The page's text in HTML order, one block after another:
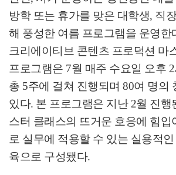
방학 또는 휴가를 맞은 대학생, 직
해 풍성한 여름 프로그램을 운영한
크리에이티브 콘텐츠 프로덕션 마
프로그램은 7월 매주 수요일 오후 2
총 5주에 걸쳐 진행되며 80여 명의
있다. 본 프로그램은 지난 2월 진행
스터 클래스의 뜨거운 호응에 힘입
로 실무에 적용할 수 있는 실용적
육으로 구성됐다.